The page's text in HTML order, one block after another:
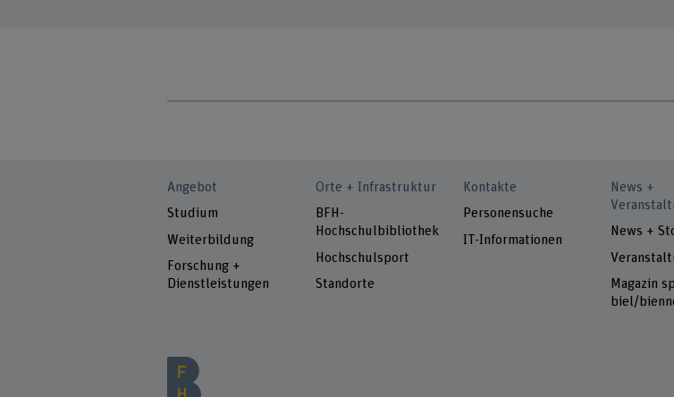
Angebot
Studium
Weiterbildung
Forschung +
Dienstleistungen
Orte + Infrastruktur
BFH-
Hochschulbibliothek
Hochschulsport
Standorte
Kontakte
Personensuche
IT-Informationen
News +
News +
Magazin
biel/